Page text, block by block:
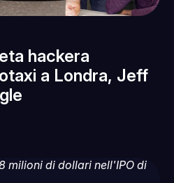
hackera
a Londra, Jeff